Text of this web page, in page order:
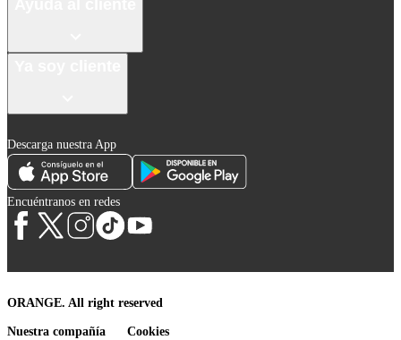
Descarga nuestra App
Encuéntranos en redes
ORANGE. All right reserved
Nuestra compañía Cookies